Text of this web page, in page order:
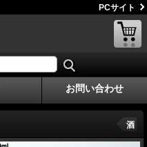
PCサイト
お問い合わせ
酒